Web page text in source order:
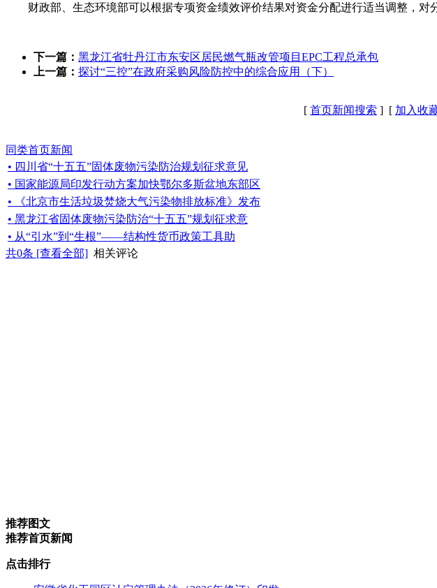
财政部、生态环境部可以根据专项资金绩效评价结果对资金分配进行适当调整，
下一篇： 黑龙江省牡丹江市东安区居民燃气瓶改管项目EPC工程总承包
上一篇： 探讨“三控”在政府采购风险防控中的综合应用（下）
[ 首页新闻搜索 ] [ 加入收
同类首页新闻
• 四川省“十五五”固体废物污染防治规划征求意见
• 国家能源局印发行动方案加快鄂尔多斯盆地东部区
• 《北京市生活垃圾焚烧大气污染物排放标准》发布
• 黑龙江省固体废物污染防治“十五五”规划征求意
• 从“引水”到“生根”——结构性货币政策工具助
共0条 [查看全部] 相关评论
推荐图文
推荐首页新闻
点击排行